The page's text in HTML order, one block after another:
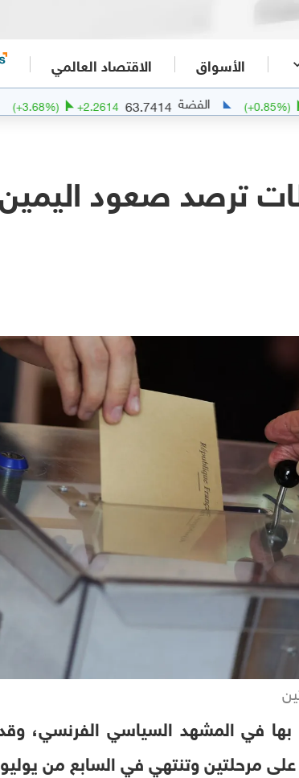
الأسواق الاقتصاد العالمي
الفضة 63.7414
+2.2614
(+3.68 %) الذهب
محطات ترصد صعود
في المشهد السياسي الفرنسي، وقد
على مرحلتين وتنتهي في السابع من